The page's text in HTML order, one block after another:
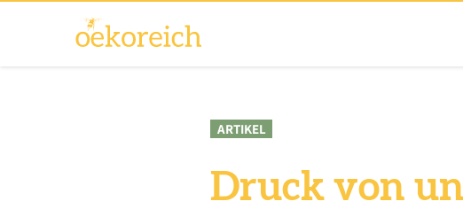
ARTIKEL
Druck von